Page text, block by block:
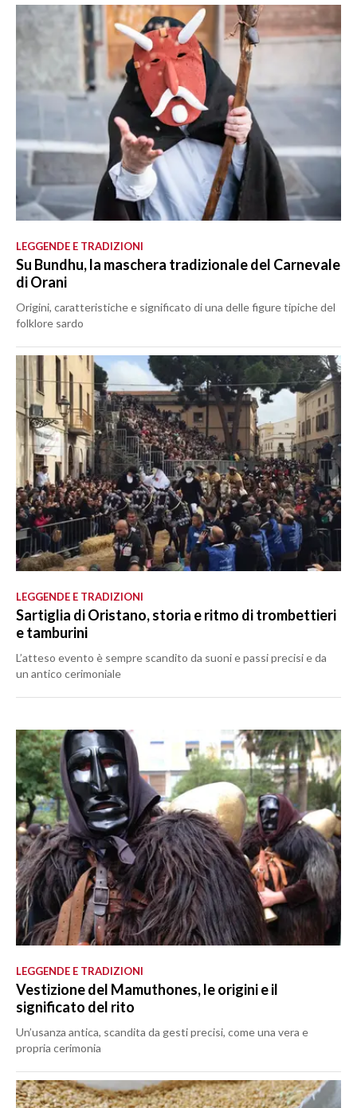
LEGGENDE E TRADIZIONI
Su Bundhu, la maschera tradizionale del Carnevale
di Orani
Origini, caratteristiche e significato di una delle figure tipiche del
folklore sardo
LEGGENDE E TRADIZIONI
Sartiglia di Oristano, storia e ritmo di trombettieri
e tamburini
L’atteso evento è sempre scandito da suoni e passi precisi e da
un antico cerimoniale
LEGGENDE E TRADIZIONI
Vestizione del Mamuthones, le origini e il
significato del rito
Un’usanza antica, scandita da gesti precisi, come una vera e
propria cerimonia